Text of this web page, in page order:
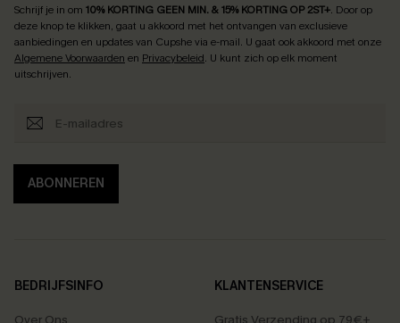
Schrijf je in om 10% KORTING GEEN MIN. & 15% KORTING OP 2ST+. Door op
deze knop te klikken, gaat u akkoord met het ontvangen van exclusieve
aanbiedingen en updates van Cupshe via e-mail. U gaat ook akkoord met onze
Algemene Voorwaarden en Privacybeleid. U kunt zich op elk moment
uitschrijven.
ABONNEREN
BEDRIJFSINFO
KLANTENSERVICE